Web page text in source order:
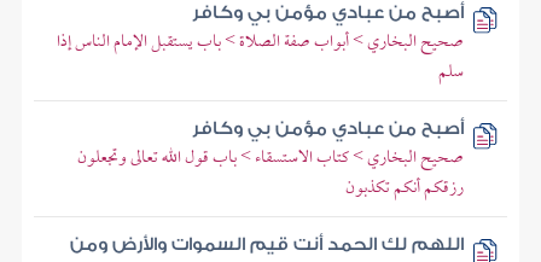
أصبح من عبادي مؤمن بي وكافر
صحيح البخاري > أبواب صفة الصلاة > باب يستقبل الإمام الناس إذا
سلم
أصبح من عبادي مؤمن بي وكافر
صحيح البخاري > كتاب الاستسقاء > باب قول الله تعالى وتجعلون
رزقكم أنكم تكذبون
اللهم لك الحمد أنت قيم السموات والأرض ومن